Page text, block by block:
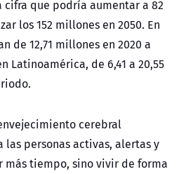
cifra que podría aumentar a 82
los 152 millones en 2050. En
de 12,71 millones en 2020 a
Latinoamérica, de 6,41 a 20,55
cerebral
personas activas, alertas y
más tiempo, sino vivir de forma